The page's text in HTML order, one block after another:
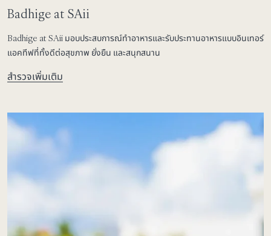
Badhige at SAii
Badhige at SAii มอบประสบการณ์ทำอาหารและรับประทานอาหารแบบอินเทอร์
แอคทีฟที่ทั้งดีต่อสุขภาพ ยั่งยืน และสนุกสนาน
สำรวจเพิ่มเติม